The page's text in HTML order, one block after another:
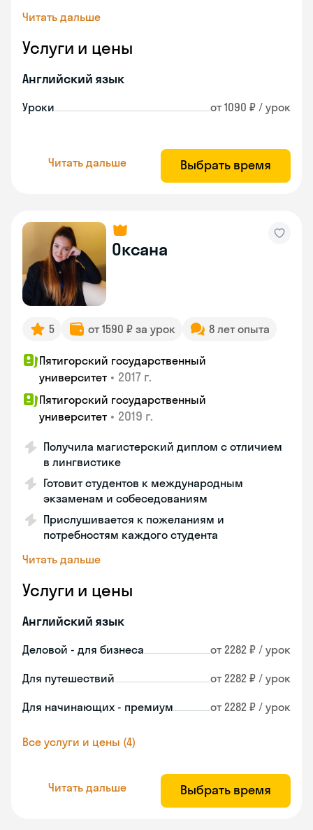
Читать дальше
Услуги и цены
Английский язык
Уроки от 1090 ₽ / урок
Читать дальше Выбрать время
Оксана
5 от 1590 ₽ за урок 8 лет опыта
Пятигорский государственный
университет • 2017 г.
Пятигорский государственный
университет • 2019 г.
Получила магистерский диплом с отличием
в лингвистике
Готовит студентов к международным
экзаменам и собеседованиям
Прислушивается к пожеланиям и
потребностям каждого студента
Читать дальше
Услуги и цены
Английский язык
Деловой - для бизнеса от 2282 ₽ / урок
Для путешествий от 2282 ₽ / урок
Для начинающих - премиум от 2282 ₽ / урок
Все услуги и цены (4)
Читать дальше Выбрать время